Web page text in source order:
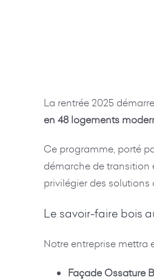
La rentrée 2025
en 48 logements
Ce programme, porté
démarche de transition
privilégier des solutions
Le savoir-faire bois
Notre entreprise mettra
Façade Ossature